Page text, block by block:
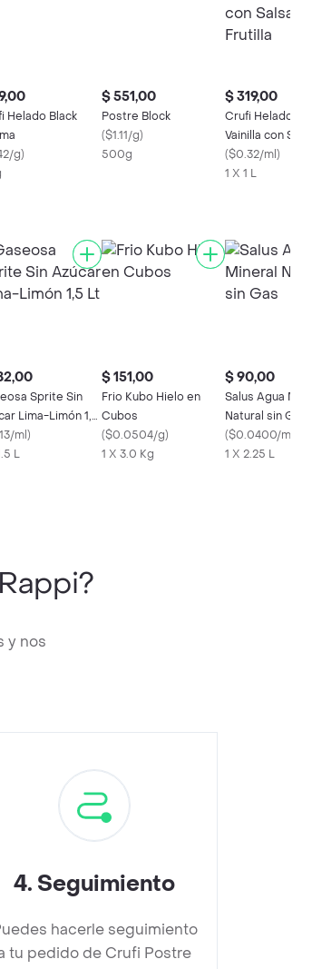
Helado Black
g)
$ 551,00
Postre Block
($1.11/g)
500g
$ 319,00
Crufi Helado
Vainilla con
Frutilla
($0.32/ml)
1 X 1 L
Sprite Sin
Lima-Limón 1,5
ml)
L
$ 151,00
Frio Kubo Hielo en
Cubos
($0.0504/g)
1 X 3.0 Kg
$ 90,00
Salus Agua
Natural sin Gas
($0.0400/ml
1 X 2.25 L
y nos
4. Seguimiento
hacerle seguimiento
tu pedido de Crufi Postre